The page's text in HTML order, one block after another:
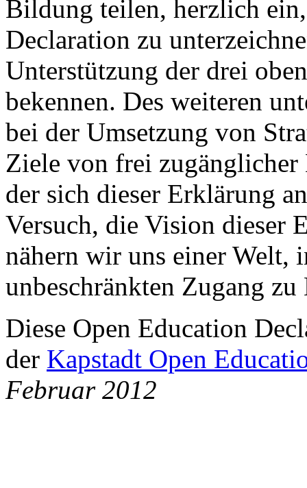
Bildung teilen, herzlich
Declaration zu
Unterstützung der drei
bekennen. Des weiteren
bei der Umsetzung von
Ziele von frei
der sich dieser Erklärung
Versuch, die Vision dieser
nähern wir uns einer Welt,
unbeschränkten Zugang
Diese Open Education
der Kapstadt Open
Februar 2012